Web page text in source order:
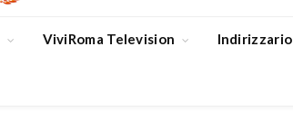
ViviRoma Television Indirizzario